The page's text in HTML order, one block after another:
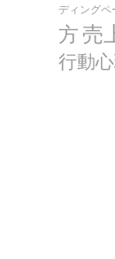
ディングペ
方 売
行動